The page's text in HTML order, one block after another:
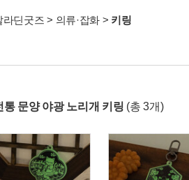
라딘굿즈 > 의류·잡화 > 키링
통 문양 야광 노리개 키링 (총 3개)